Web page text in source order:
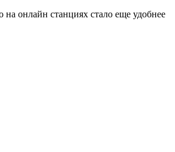
онлайн станциях стало еще удобнее